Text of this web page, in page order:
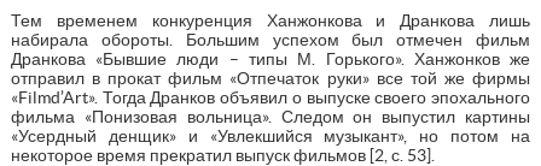
Тем временем конкуренция Ханжонкова и Дранкова лишь
набирала обороты. Большим успехом был отмечен фильм
Дранкова «Бывшие люди – типы М. Горького». Ханжонков же
отправил в прокат фильм «Отпечаток руки» все той же фирмы
«Filmd’Art». Тогда Дранков объявил о выпуске своего эпохального
фильма «Понизовая вольница». Следом он выпустил картины
«Усердный денщик» и «Увлекшийся музыкант», но потом на
некоторое время прекратил выпуск фильмов [2, с. 53].